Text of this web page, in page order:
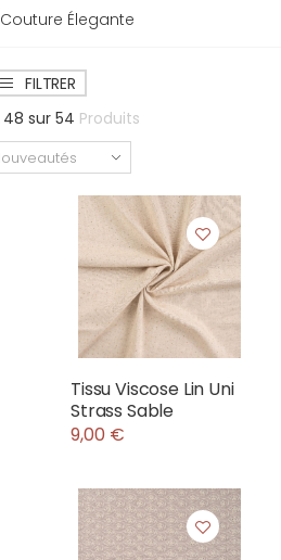
Couture Élegante
FILTRER
48 sur 54 Produits
Tissu Viscose Lin Uni
Strass Sable
9,00 €